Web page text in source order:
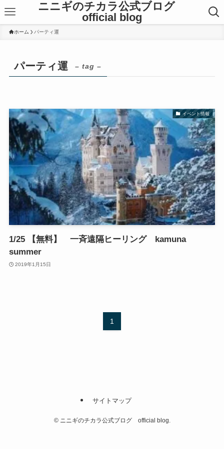
ニニギのチカラ公式ブログ
official blog
ホーム パーティ運
パーティ運 – tag –
イベント情報
1/25 【無料】 一斉遠隔ヒーリング kamuna
summer
2019年1月15日
1
サイトマップ
©ニニギのチカラ公式ブログ official blog.